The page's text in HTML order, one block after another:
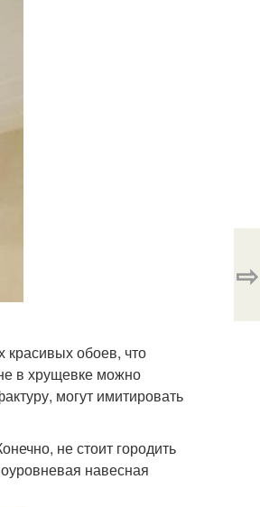
красивых обоев, что
в хрущевке можно
могут имитировать
не стоит городить
навесная
⇨